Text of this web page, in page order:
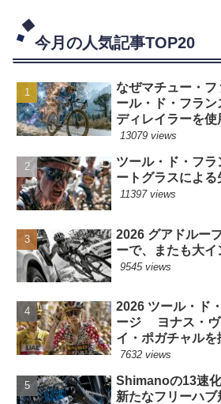
今月の人気記事TOP20
なぜマチュー・
ール・ド・フラ
ディレイラーを使
13079 views
ツール・ド・フ
ートグラスによる
11397 views
2026 グアドルー
ーで、またも大イ
9545 views
2026 ツール・ド
ージ ヨナス・ヴ
イ・ポガチャルを
7632 views
Shimanoの13速
新たなフリーハ